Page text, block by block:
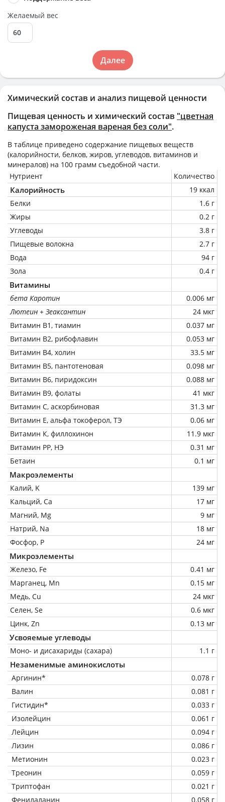
Химический состав и анализ пищевой ценности
Пищевая ценность и химический состав "цветная
капуста замороженая вареная без соли".
В таблице приведено содержание пищевых веществ
(калорийности, белков, жиров, углеводов, витаминов и
минералов) на 100 грамм съедобной части.
Нутриент
Количество
Калорийность
19 ккал
Белки
1.6 г
Жиры
0.2 г
Углеводы
3.8 г
Пищевые волокна
2.7 г
Вода
94 г
Зола
0.4 г
Витамины
бета Каротин
0.006 мг
Лютеин + Зеаксантин
24 мкг
Витамин В1, тиамин
0.037 мг
Витамин В2, рибофлавин
0.053 мг
Витамин В4, холин
33.5 мг
Витамин В5, пантотеновая
0.098 мг
Витамин В6, пиридоксин
0.088 мг
Витамин В9, фолаты
41 мкг
Витамин C, аскорбиновая
31.3 мг
Витамин Е, альфа токоферол, ТЭ
0.06 мг
Витамин К, филлохинон
11.9 мкг
Витамин РР, НЭ
0.31 мг
Бетаин
0.1 мг
Макроэлементы
Калий, K
139 мг
Кальций, Ca
17 мг
Магний, Mg
9 мг
Натрий, Na
18 мг
Фосфор, P
24 мг
Микроэлементы
Железо, Fe
0.41 мг
Марганец, Mn
0.15 мг
Медь, Cu
24 мкг
Селен, Se
0.6 мкг
Цинк, Zn
0.13 мг
Усвояемые углеводы
Моно- и дисахариды (сахара) 1.1 г
Незаменимые аминокислоты
Аргинин*
0.078 г
Валин
0.081 г
Гистидин*
0.033 г
Изолейцин
0.061 г
Лейцин
0.094 г
Лизин
0.086 г
Метионин
0.023 г
Треонин
0.059 г
Триптофан
0.021 г
Фенилаланин
0.058 г
Желаемый вес
Далее